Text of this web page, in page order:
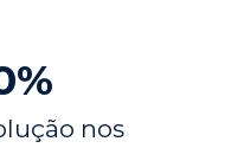
nos